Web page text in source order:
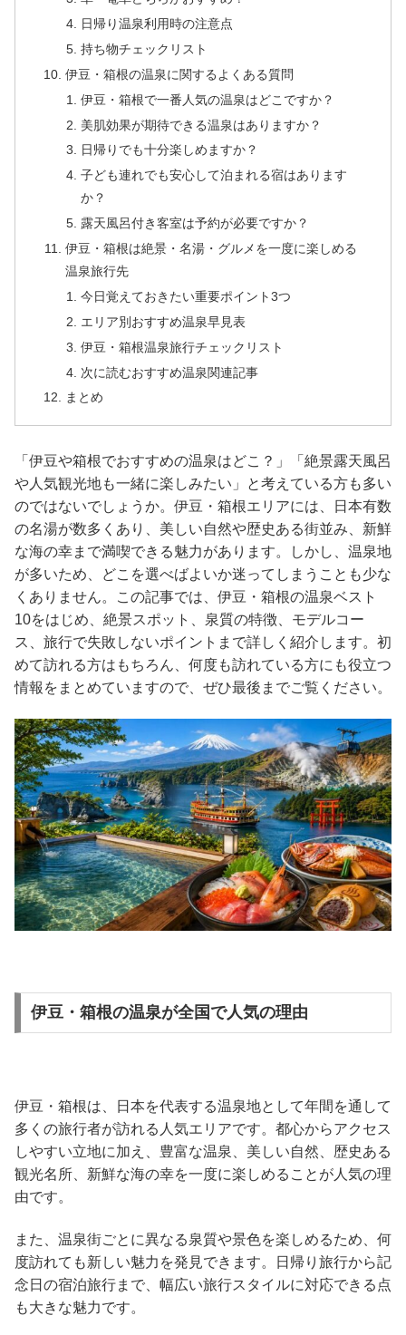
日帰り温泉利用時の注意点
持ち物チェックリスト
伊豆・箱根の温泉に関するよくある質問
伊豆・箱根で一番人気の温泉はどこですか？
美肌効果が期待できる温泉はありますか？
日帰りでも十分楽しめますか？
子ども連れでも安心して泊まれる宿はあります
か？
露天風呂付き客室は予約が必要ですか？
伊豆・箱根は絶景・名湯・グルメを一度に楽しめる
温泉旅行先
今日覚えておきたい重要ポイント3つ
エリア別おすすめ温泉早見表
伊豆・箱根温泉旅行チェックリスト
次に読むおすすめ温泉関連記事
まとめ
「伊豆や箱根でおすすめの温泉はどこ？」「絶景露天風呂
や人気観光地も一緒に楽しみたい」と考えている方も多い
のではないでしょうか。伊豆・箱根エリアには、日本有数
の名湯が数多くあり、美しい自然や歴史ある街並み、新鮮
な海の幸まで満喫できる魅力があります。しかし、温泉地
が多いため、どこを選べばよいか迷ってしまうことも少な
くありません。この記事では、伊豆・箱根の温泉ベスト
10をはじめ、絶景スポット、泉質の特徴、モデルコー
ス、旅行で失敗しないポイントまで詳しく紹介します。初
めて訪れる方はもちろん、何度も訪れている方にも役立つ
情報をまとめていますので、ぜひ最後までご覧ください。
伊豆・箱根の温泉が全国で人気の理由
伊豆・箱根は、日本を代表する温泉地として年間を通して
多くの旅行者が訪れる人気エリアです。都心からアクセス
しやすい立地に加え、豊富な温泉、美しい自然、歴史ある
観光名所、新鮮な海の幸を一度に楽しめることが人気の理
由です。
また、温泉街ごとに異なる泉質や景色を楽しめるため、何
度訪れても新しい魅力を発見できます。日帰り旅行から記
念日の宿泊旅行まで、幅広い旅行スタイルに対応できる点
も大きな魅力です。